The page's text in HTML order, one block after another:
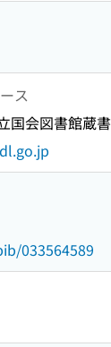
ス
国会図書館蔵書
033564589